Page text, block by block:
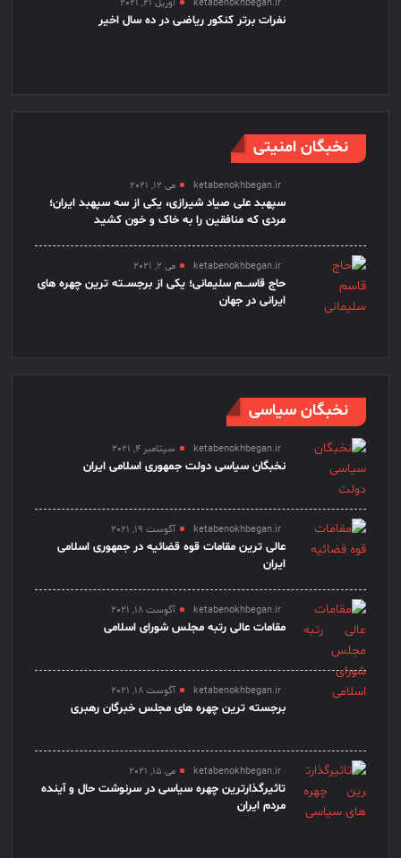
ketabenokhbegan.ir آوریل 21, 2021
نفرات برتر کنکور ریاضـی در ده سال اخیر
نخبگان امنیتی
ketabenokhbegan.ir می 12, 2021
سپهبد علی صیاد شیرازی، یکی از سه سپهبد ایران؛
مردی که منافقین را به خاک و خون کشید
ketabenokhbegan.ir می 2, 2021
حاج قاســـم سلیمانی؛ یکی از برجســته ترین چهره های
ایرانی در جهان
نخبگان سیاسی
ketabenokhbegan.ir سپتامبر 4, 2021
نخبگان سیاسی دولت جمهوری اسلامی ایران
ketabenokhbegan.ir آگوست 19, 2021
عالی ترین مقامات قوه قضائیه در جمهوری اسلامی
ایران
ketabenokhbegan.ir آگوست 18, 2021
مقامات عالی رتبه مجلس شورای اسلامی
ketabenokhbegan.ir آگوست 18, 2021
برجسته ترین چهره های مجلس خبرگان رهبری
ketabenokhbegan.ir می 15, 2021
تاثیرگذارترین چهره سیاسی در سرنوشت حال و آینده
مردم ایران